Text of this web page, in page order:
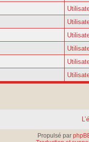
Propulsé par